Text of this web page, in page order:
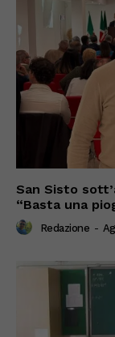
San Sisto
“Basta una
Redazione -